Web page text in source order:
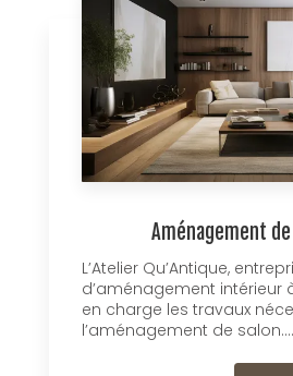
Aménagement
L’Atelier Qu’Antique,
d’aménagement intérieur
en charge les travaux
l’aménagement de salon....